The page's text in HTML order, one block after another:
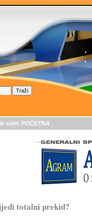
sam: POČETNA
totalni prekid?